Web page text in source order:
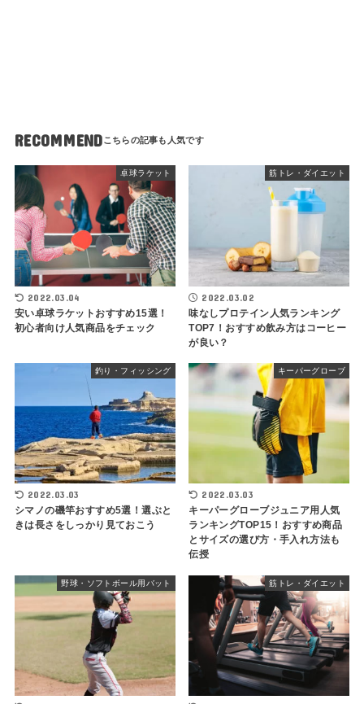
RECOMMEND
卓球ラケット
2022.03.04
安い卓球ラケットおすすめ15選！
初心者向け人気商品をチェック
筋トレ・ダイエット
2022.03.02
味なしプロテイン人気ランキング
TOP7！おすすめ飲み方はコーヒー
が良い？
釣り・フィッシング
2022.03.03
シマノの磯竿おすすめ5選！選ぶと
きは長さをしっかり見ておこう
キーパーグローブ
2022.03.03
キーパーグローブジュニア用人気
ランキングTOP15！おすすめ商品
とサイズの選び方・手入れ方法も
伝授
野球・ソフトボール用バット 筋トレ・ダイエット